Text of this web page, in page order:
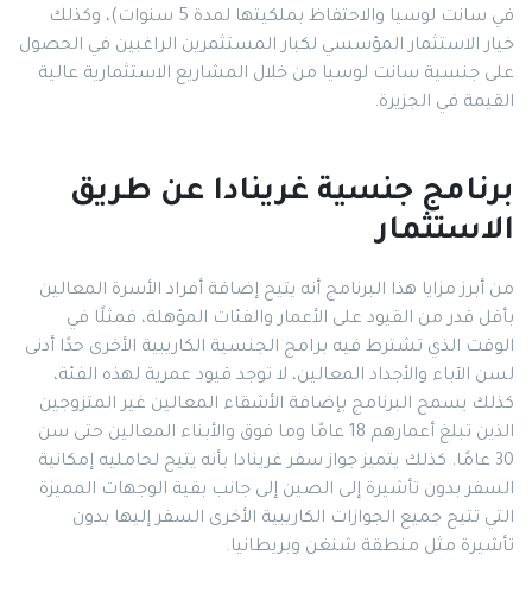
في سانت لوسيا والاحتفاظ بملكيتها لمدة 5 سنوات)، وكذلك
خيار الاستثمار المؤسسي لكبار المستثمرين الراغبين في الحصول
على جنسية سانت لوسيا من خلال المشاريع الاستثمارية عالية
القيمة في الجزيرة.
برنامج جنسية غرينادا عن طريق
الاستثمار
من أبرز مزايا هذا البرنامج أنه يتيح إضافة أفراد الأسرة المعالين
بأقل قدر من القيود على الأعمار والفئات المؤهلة، فمثلًا في
الوقت الذي تشترط فيه برامج الجنسية الكاريبية الأخرى حدًا أدنى
لسن الآباء والأجداد المعالين، لا توجد قيود عمرية لهذه الفئة،
كذلك يسمح البرنامج بإضافة الأشقاء المعالين غير المتزوجين
الذين تبلغ أعمارهم 18 عامًا وما فوق والأبناء المعالين حتى سن
30 عامًا. كذلك يتميز جواز سفر غرينادا بأنه يتيح لحامليه إمكانية
السفر بدون تأشيرة إلى الصين إلى جانب بقية الوجهات المميزة
التي تتيح جميع الجوازات الكاريبية الأخرى السفر إليها بدون
تأشيرة مثل منطقة شنغن وبريطانيا.